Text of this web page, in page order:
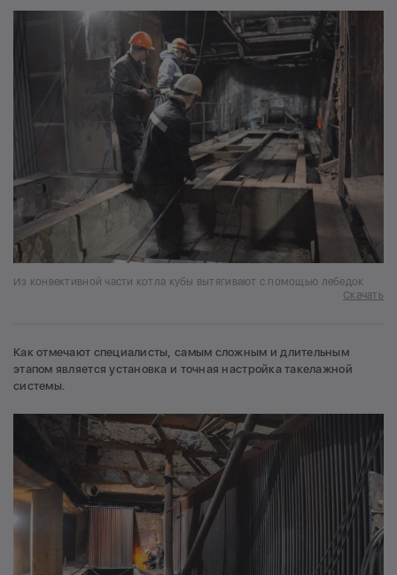
Из конвективной части котла кубы вытягивают с помощью лебедок
Скачать
Как отмечают специалисты, самым сложным и длительным
этапом является установка и точная настройка такелажной
системы.